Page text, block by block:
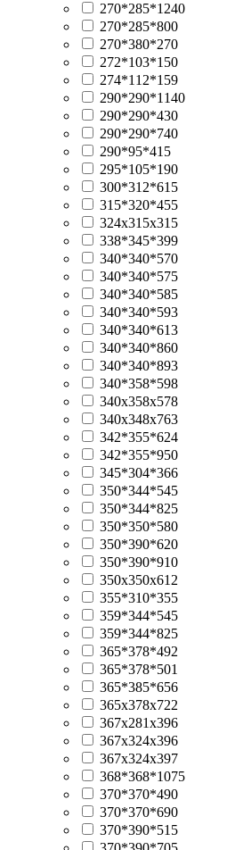
270*285*1240
270*285*800
270*380*270
272*103*150
274*112*159
290*290*1140
290*290*430
290*290*740
290*95*415
295*105*190
300*312*615
315*320*455
324x315x315
338*345*399
340*340*570
340*340*575
340*340*585
340*340*593
340*340*613
340*340*860
340*340*893
340*358*598
340x358x578
340х348х763
342*355*624
342*355*950
345*304*366
350*344*545
350*344*825
350*350*580
350*390*620
350*390*910
350х350х612
355*310*355
359*344*545
359*344*825
365*378*492
365*378*501
365*385*656
365х378х722
367х281х396
367х324х396
367х324х397
368*368*1075
370*370*490
370*370*690
370*390*515